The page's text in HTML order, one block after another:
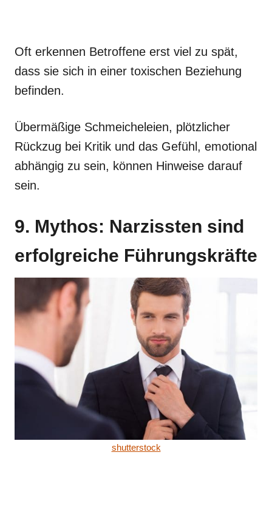
Oft erkennen Betroffene erst viel zu spät,
dass sie sich in einer toxischen Beziehung
befinden.
Übermäßige Schmeicheleien, plötzlicher
Rückzug bei Kritik und das Gefühl, emotional
abhängig zu sein, können Hinweise darauf
sein.
9. Mythos: Narzissten sind
erfolgreiche Führungskräfte
shutterstock